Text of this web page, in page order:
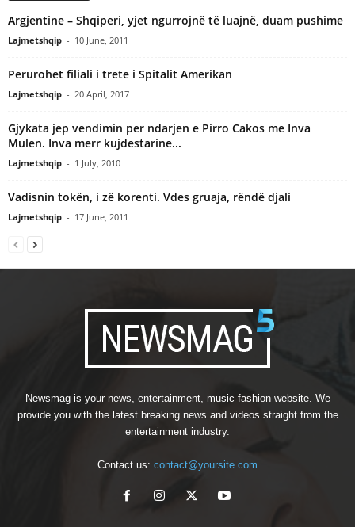
Argjentine – Shqiperi, yjet ngurrojnë të luajnë, duam pushime
Lajmetshqip - 10 June, 2011
Perurohet filiali i trete i Spitalit Amerikan
Lajmetshqip - 20 April, 2017
Gjykata jep vendimin per ndarjen e Pirro Cakos me Inva
Mulen. Inva merr kujdestarine...
Lajmetshqip - 1 July, 2010
Vadisnin tokën, i zë korenti. Vdes gruaja, rëndë djali
Lajmetshqip - 17 June, 2011
Newsmag is your news, entertainment, music fashion website. We
provide you with the latest breaking news and videos straight from the
entertainment industry.
Contact us: contact@yoursite.com